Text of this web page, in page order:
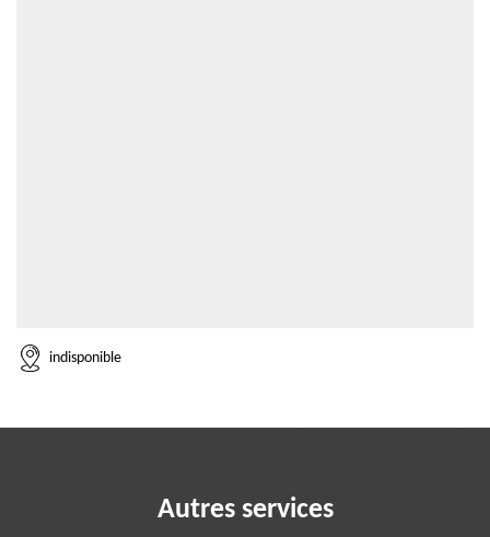
indisponible
Autres services